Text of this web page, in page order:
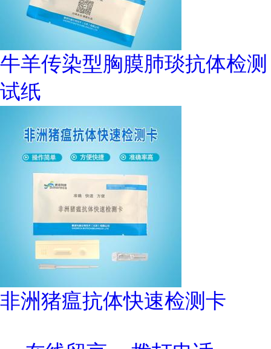
牛羊传染型胸膜肺琰抗体检测
试纸
非洲猪瘟抗体快速检测卡